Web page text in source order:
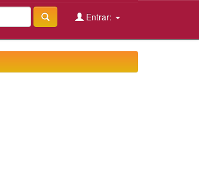
Entrar: